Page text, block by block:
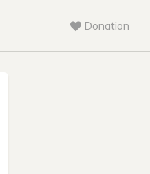
Donation